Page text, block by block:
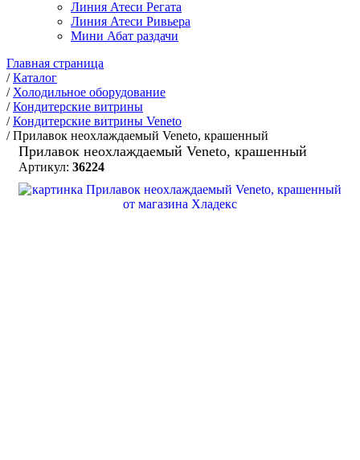
Линия Атеси Регата
Линия Атеси Ривьера
Мини Абат раздачи
Главная страница
/Каталог
/ Холодильное оборудование
/Кондитерские витрины
/Кондитерские витрины Veneto
/Прилавок неохлаждаемый Veneto, крашенный
Прилавок неохлаждаемый Veneto, крашенный
Артикул: 36224